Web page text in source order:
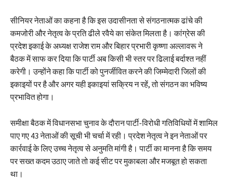
सीनियर नेताओं का कहना है कि इस उदासीनता से संगठनात्मक ढांचे की
कमजोरी और नेतृत्व के प्रति ढीले रवैये का संकेत मिलता है। कांग्रेस की
प्रदेश इकाई के अध्यक्ष राजेश राम और बिहार प्रभारी कृष्णा अल्लावरू ने
बैठक में साफ कर दिया कि पार्टी अब किसी भी स्तर पर ढिलाई बर्दाश्त नहीं
करेगी। उन्होंने कहा कि पार्टी को पुनर्जीवित करने की जिम्मेदारी जिलों की
इकाइयों पर है और अगर यही इकाइयां सक्रिय न रहें, तो संगठन का भविष्य
प्रभावित होगा।
समीक्षा बैठक में विधानसभा चुनाव के दौरान पार्टी-विरोधी गतिविधियों में शामिल
पाए गए 43 नेताओं की सूची भी चर्चा में रही। प्रदेश नेतृत्व ने इन नेताओं पर
कार्रवाई के लिए उच्च नेतृत्व से अनुमति मांगी है। पार्टी का मानना है कि समय
पर सख्त कदम उठाए जाते तो कई सीट पर मुकाबला और मजबूत हो सकता
था।